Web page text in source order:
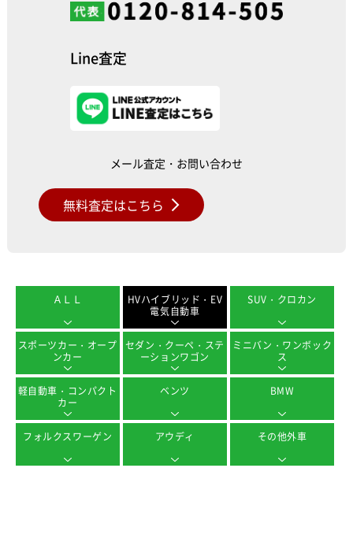
Line査定
メール査定・お問い合わせ
無料査定はこちら
ＡＬＬ
HVハイブリッド・EV
電気自動車
SUV・クロカン
スポーツカー・オープ
ンカー
セダン・クーペ・ステ
ーションワゴン
ミニバン・ワンボック
ス
軽自動車・コンパクト
カー
ベンツ BMW
フォルクスワーゲン アウディ その他外車